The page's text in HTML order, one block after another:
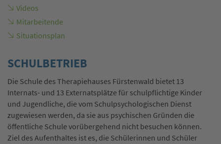
Videos
Mitarbeitende
Situationsplan
SCHULBETRIEB
Die Schule des Therapiehauses Fürstenwald bietet 13
Internats- und 13 Externatsplätze für schulpflichtige Kinder
und Jugendliche, die vom Schulpsychologischen Dienst
zugewiesen werden, da sie aus psychischen Gründen die
öffentliche Schule vorübergehend nicht besuchen können.
Ziel des Aufenthaltes ist es, die Schülerinnen und Schüler